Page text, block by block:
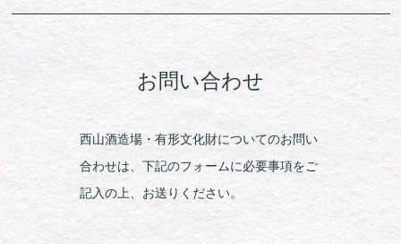
お問い合わせ
西山酒造場・有形文化財についてのお問い
合わせは、下記のフォームに必要事項をご
記入の上、お送りください。